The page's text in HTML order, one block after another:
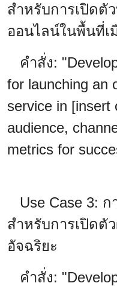
สำหรับการเปิดตั
ออนไลน์ในพื้นที่เ
คำสั่ง:
for launching an
service in [insert
audience,
metrics for
Use Case 3: ก
สำหรับการเปิด
อัจฉริยะ
คำสั่ง: